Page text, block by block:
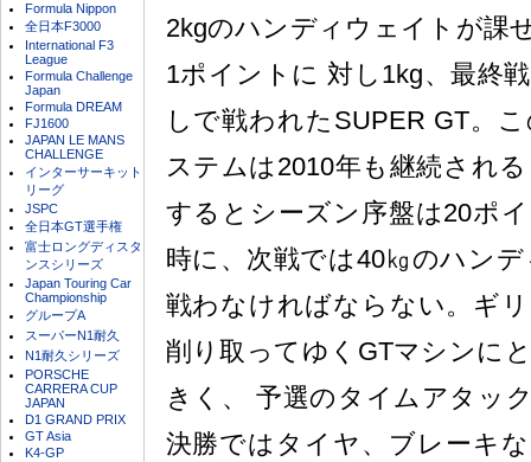
Formula Nippon
全日本F3000
International F3
League
Formula Challenge
Japan
Formula DREAM
FJ1600
JAPAN LE MANS
CHALLENGE
インターサーキット
リーグ
JSPC
全日本GT選手権
富士ロングディスタ
ンスシリーズ
Japan Touring Car
Championship
グループA
スーパーN1耐久
N1耐久シリーズ
PORSCHE
CARRERA CUP
JAPAN
D1 GRAND PRIX
GT Asia
K4-GP
2kgのハンディウェイトが課
1ポイントに 対し1kg、最終
しで戦われたSUPER GT。
ステムは2010年も継続され
するとシーズン序盤は20ポ
時に、次戦では40㎏のハン
戦わなければならない。ギ
削り取ってゆくGTマシンに
きく、 予選のタイムアタッ
決勝ではタイヤ、ブレーキ